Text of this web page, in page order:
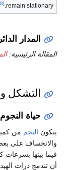
remain stationary.
[8]
المدار
المقالة الرئيسية:
التشكل
حياة النجوم
يتكون النجم من
والانخساف على
فيما بينها
أن تندمج ذرات